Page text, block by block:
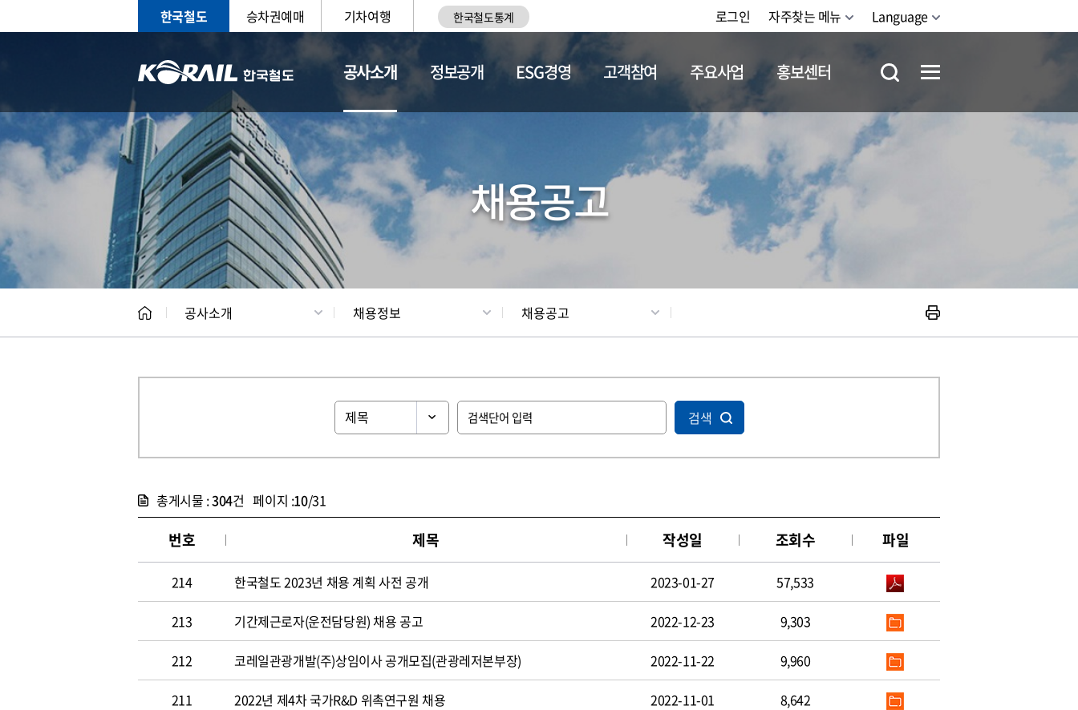
한국철도 승차권예매 기차여행 한국철도통계 로그인 자주찾는 메뉴 Language
공사소개
CEO 일반현황 채용정보
정보공개 ESG경영 고객참여 주요사업 홍보센터
채용공고
공사소개 채용정보 채용공고
검색
총게시물 :304건 페이지 :10/31
번호 제목 작성일 조회수 파일
214 한국철도 2023년 채용 계획 사전 공개 2023-01-27 57,533
213 기간제근로자(운전담당원) 채용 공고 2022-12-23 9,303
212 코레일관광개발(주)상임이사 공개모집(관광레저본부장) 2022-11-22 9,960
211 2022년 제4차 국가R&D 위촉연구원 채용 2022-11-01 8,642